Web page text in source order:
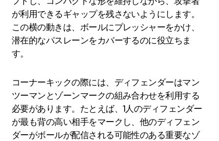
が利用できるギャップを残さないようにします。
この横の動きは、ボールにプレッシャーをかけ、
潜在的なパスレーンをカバーするのに役立ちま
す。
コーナーキックの際には、ディフェンダーはマン
ツーマンとゾーンマークの組み合わせを利用する
必要があります。たとえば、1人のディフェンダー
が最も背の高い相手をマークし、他のディフェン
ダーがボールが配信される可能性のある重要なゾ